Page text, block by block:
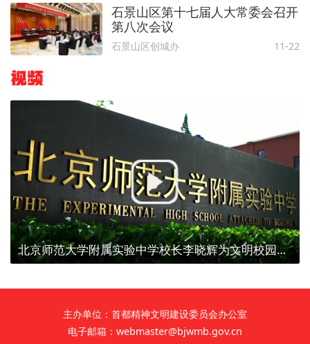
石景山区第十七届人大常委会召开
第八次会议
石景山区创城办 11-22
视频
北京师范大学附属实验中学校长李晓辉为文明校园代言
主办单位：首都精神文明建设委员会办公室
电子邮箱：webmaster@bjwmb.gov.cn